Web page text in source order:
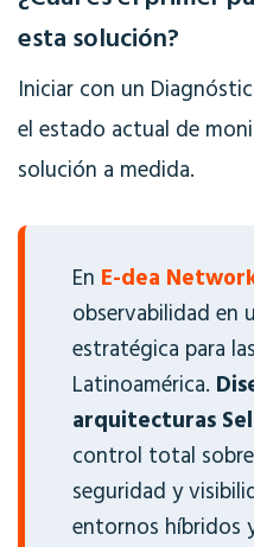
esta solución?
Iniciar con un
el estado actual de
solución a medida.
En E-dea
observabilidad en
estratégica para
Latinoamérica.
arquitecturas
control total
seguridad y
entornos híbridos